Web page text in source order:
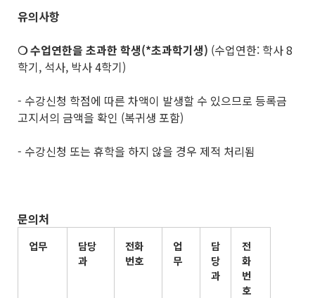
유의사항
❍ 수업연한을 초과한 학생(*초과학기생) (수업연한: 학사 8
학기, 석사, 박사 4학기)
- 수강신청 학점에 따른 차액이 발생할 수 있으므로 등록금
고지서의 금액을 확인 (복귀생 포함)
- 수강신청 또는 휴학을 하지 않을 경우 제적 처리됨
문의처
업무
담당
과
전화
번호
업
무
담
당
과
전
화
번
호